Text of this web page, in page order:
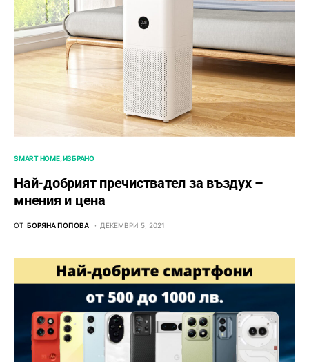
SMART HOME ИЗБРАНО
Най-добрият пречиствател за въздух –
мнения и цена
ОТ БОРЯНА ПОПОВА ДЕКЕМВРИ 5, 2021